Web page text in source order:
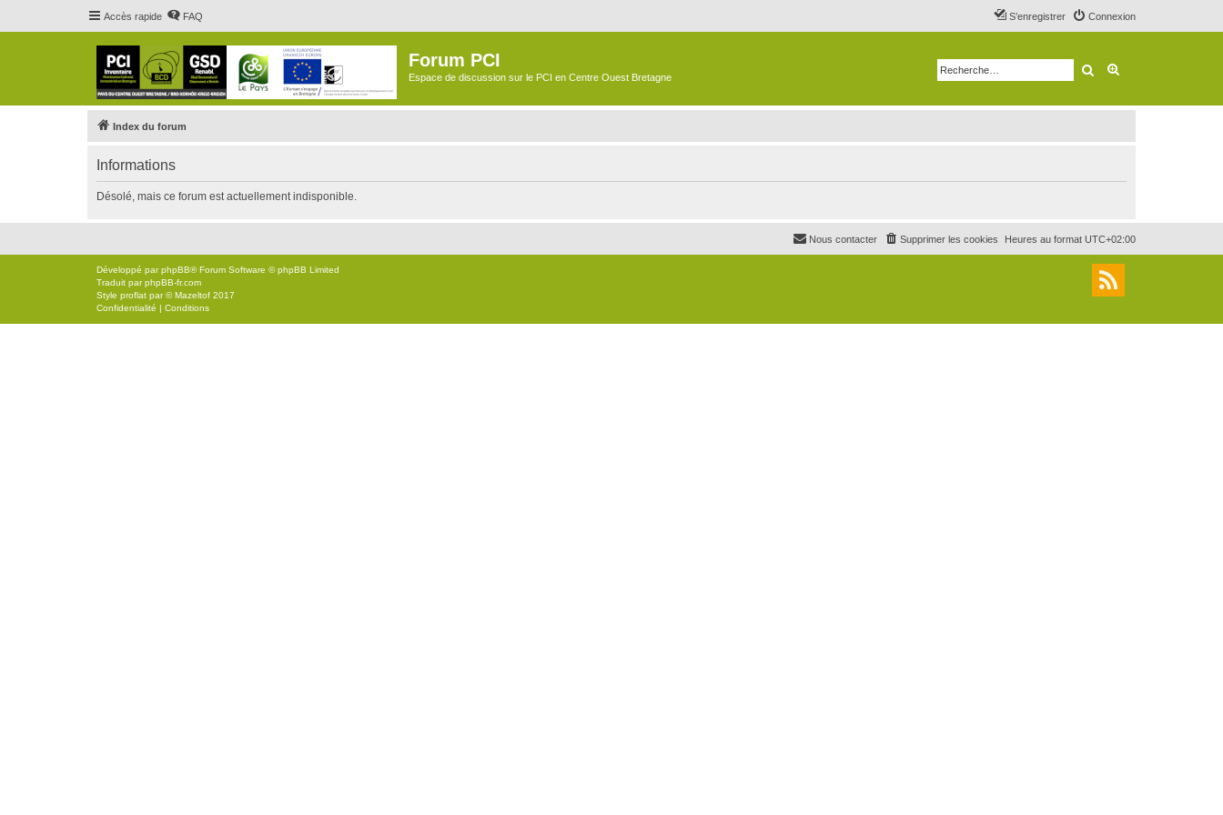
Accès rapide FAQ Connexion
S’enregistrer
Forum PCI
Espace de discussion sur le PCI en Centre Ouest Bretagne Rechercher
Index du forum
Informations
Désolé, mais ce forum est actuellement indisponible.
Heures au format UTC+02:00
Supprimer les cookies
Nous contacter
Développé parphpBB® Forum Software © phpBB Limited
Traduit parphpBB-fr.com
Style proflat par ©Mazeltof 2017
Confidentialité | Conditions